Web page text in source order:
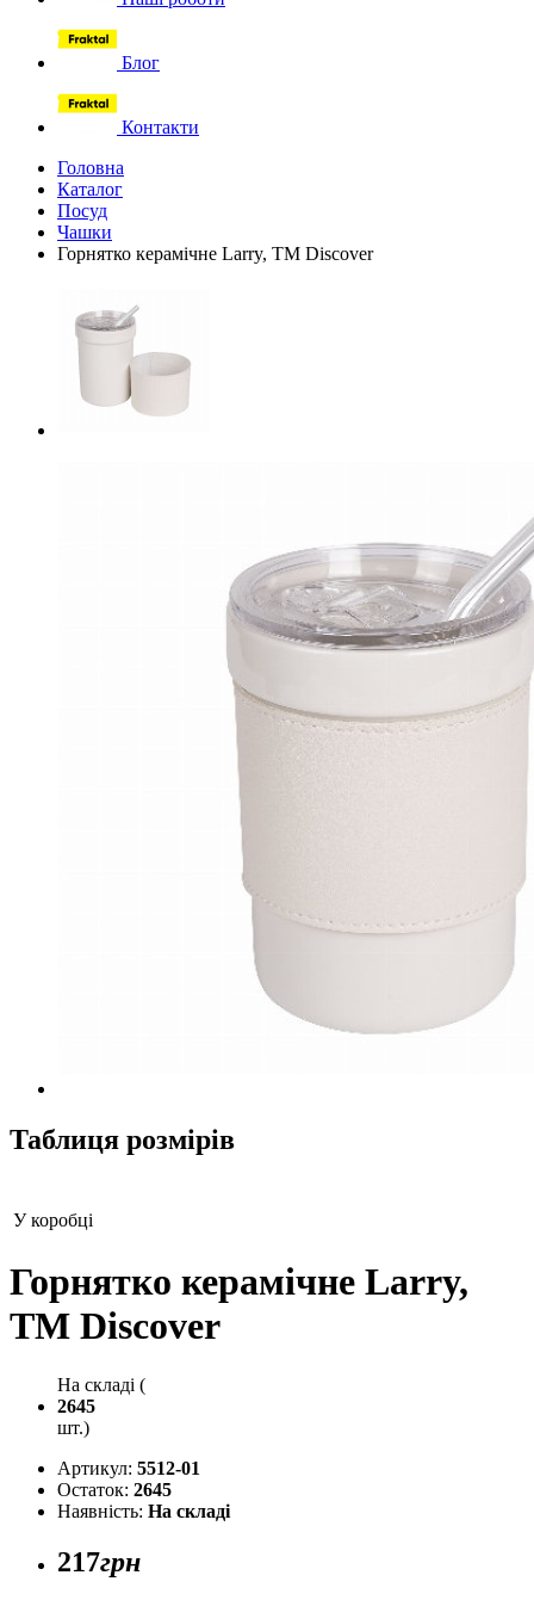
Блог
Контакти
Головна
Каталог
Посуд
Чашки
Горнятко керамічне Larry, ТМ Discover
Таблиця розмірів
У коробці
Горнятко керамічне Larry,
ТМ Discover
На складі (
2645
шт.)
Артикул: 5512-01
Остаток: 2645
Наявність: На складі
217грн